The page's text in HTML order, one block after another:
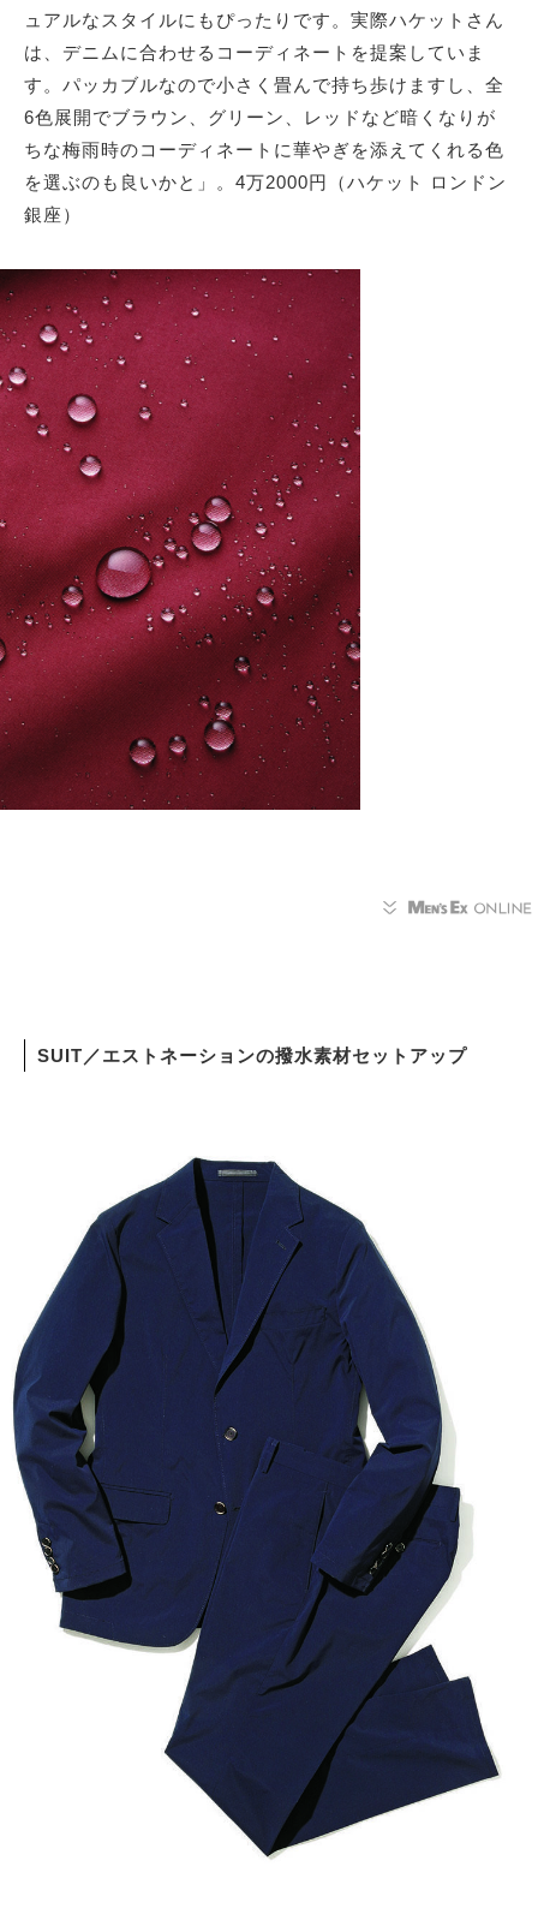
ュアルなスタイルにもぴったりです。実際ハケットさん
は、デニムに合わせるコーディネートを提案していま
す。パッカブルなので小さく畳んで持ち歩けますし、全
6色展開でブラウン、グリーン、レッドなど暗くなりが
ちな梅雨時のコーディネートに華やぎを添えてくれる色
を選ぶのも良いかと」。4万2000円（ハケット ロンドン
銀座）
SUIT／エストネーションの撥水素材セットアップ